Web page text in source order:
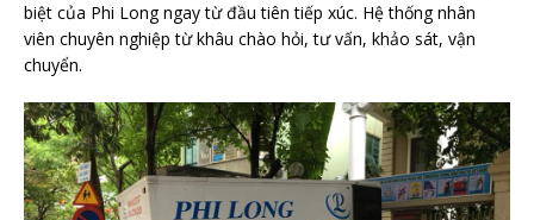
biệt của Phi Long ngay từ đầu tiên tiếp xúc. Hệ thống nhân
viên chuyên nghiệp từ khâu chào hỏi, tư vấn, khảo sát, vận
chuyển.